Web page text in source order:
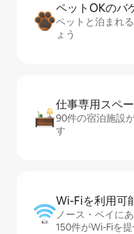
ペットOKのバ⁠
ペットと泊まれ
ょう
仕事専用ス⁠ペ⁠
90件の宿泊施設
す
Wi-Fiを利⁠用⁠可⁠
ノース・ベイに
150件がWi-Fiを